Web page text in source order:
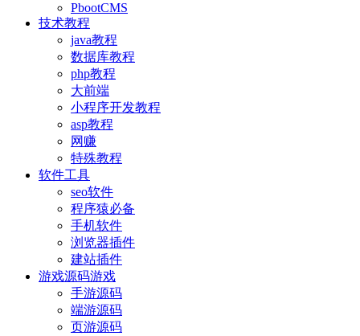
PbootCMS
技术教程
java教程
数据库教程
php教程
大前端
小程序开发教程
asp教程
网赚
特殊教程
软件工具
seo软件
程序猿必备
手机软件
浏览器插件
建站插件
游戏源码游戏
手游源码
端游源码
页游源码